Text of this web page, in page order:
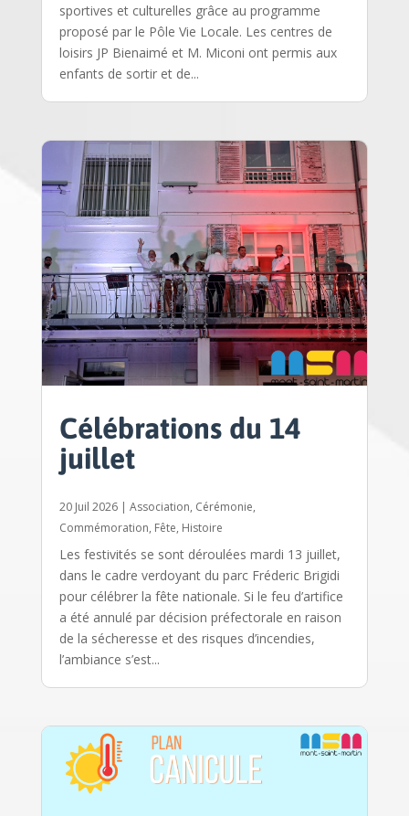
sportives et culturelles grâce au programme
proposé par le Pôle Vie Locale. Les centres de
loisirs JP Bienaimé et M. Miconi ont permis aux
enfants de sortir et de...
Célébrations du 14
juillet
20 Juil 2026| Association, Cérémonie,
Commémoration, Fête, Histoire
Les festivités se sont déroulées mardi 13 juillet,
dans le cadre verdoyant du parc Fréderic Brigidi
pour célébrer la fête nationale. Si le feu d’artifice
a été annulé par décision préfectorale en raison
de la sécheresse et des risques d’incendies,
l’ambiance s’est...